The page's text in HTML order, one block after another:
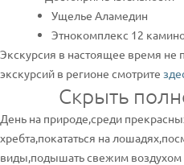
Ущелье Аламедин
Этнокомплекс 12
Экскурсия в настоящее время не
экскурсий в регионе смотрите
Скрыть
День на природе,среди
хребта,покататься на
виды,подышать свежим воздухом